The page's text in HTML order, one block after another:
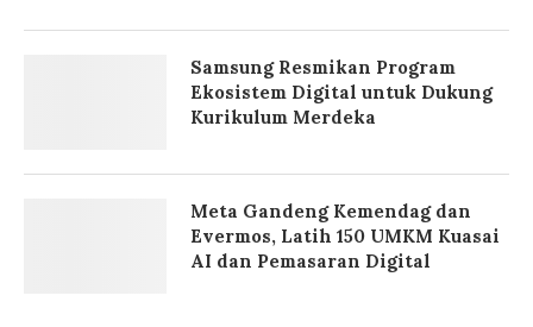
Samsung Resmikan Program
Ekosistem Digital untuk Dukung
Kurikulum Merdeka
Meta Gandeng Kemendag dan
Evermos, Latih 150 UMKM Kuasai
AI dan Pemasaran Digital